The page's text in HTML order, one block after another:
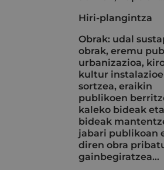
Hiri-plangintza
Obrak: udal
obrak, eremu
urbanizazioa,
kultur
sortzea, eraikin
publikoen
kaleko bideak
bideak
jabari publikoan
diren obra
gainbegiratzea…